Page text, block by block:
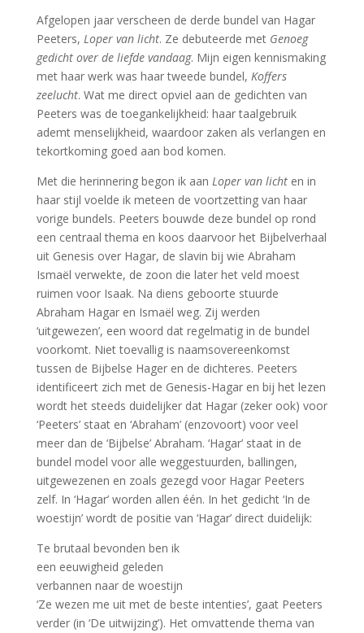
Afgelopen jaar verscheen de derde bundel van Hagar
Peeters, Loper van licht. Ze debuteerde met Genoeg
gedicht over de liefde vandaag. Mijn eigen kennismaking
met haar werk was haar tweede bundel, Koffers
zeelucht. Wat me direct opviel aan de gedichten van
Peeters was de toegankelijkheid: haar taalgebruik
ademt menselijkheid, waardoor zaken als verlangen en
tekortkoming goed aan bod komen.
Met die herinnering begon ik aan Loper van lichten in
haar stijl voelde ik meteen de voortzetting van haar
vorige bundels. Peeters bouwde deze bundel op rond
een centraal thema en koos daarvoor het Bijbelverhaal
uit Genesis over Hagar, de slavin bij wie Abraham
Ismaël verwekte, de zoon die later het veld moest
ruimen voor Isaak. Na diens geboorte stuurde
Abraham Hagar en Ismaël weg. Zij werden
‘uitgewezen’, een woord dat regelmatig in de bundel
voorkomt. Niet toevallig is naamsovereenkomst
tussen de Bijbelse Hager en de dichteres. Peeters
identificeert zich met de Genesis-Hagar en bij het lezen
wordt het steeds duidelijker dat Hagar (zeker ook) voor
‘Peeters’ staat en ‘Abraham’ (enzovoort) voor veel
meer dan de ‘Bijbelse’ Abraham. ‘Hagar’ staat in de
bundel model voor alle weggestuurden, ballingen,
uitgewezenen en zoals gezegd voor Hagar Peeters
zelf. In ‘Hagar’ worden allen één. In het gedicht ‘In de
woestijn’ wordt de positie van ‘Hagar’ direct duidelijk:
Te brutaal bevonden ben ik
een eeuwigheid geleden
verbannen naar de woestijn
‘Ze wezen me uit met de beste intenties’, gaat Peeters
verder (in ‘De uitwijzing’). Het omvattende thema van